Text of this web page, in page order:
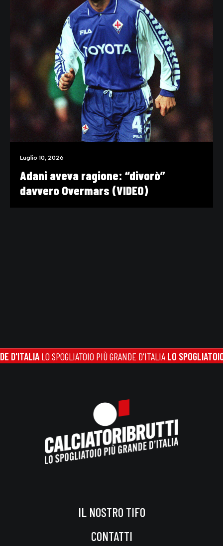
Luglio 10, 2026
Adani aveva ragione: “divorò”
davvero Overmars (VIDEO)
LO SPOGLIATOIO PIÙ GRANDE D'ITALIALO SPOGLIATOIO
IL NOSTRO TIFO
CONTATTI